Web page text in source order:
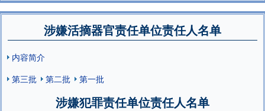
涉嫌活摘器官责任单位责任人名单
内容简介
第三批
第二批 第一批
涉嫌犯罪责任单位责任人名单